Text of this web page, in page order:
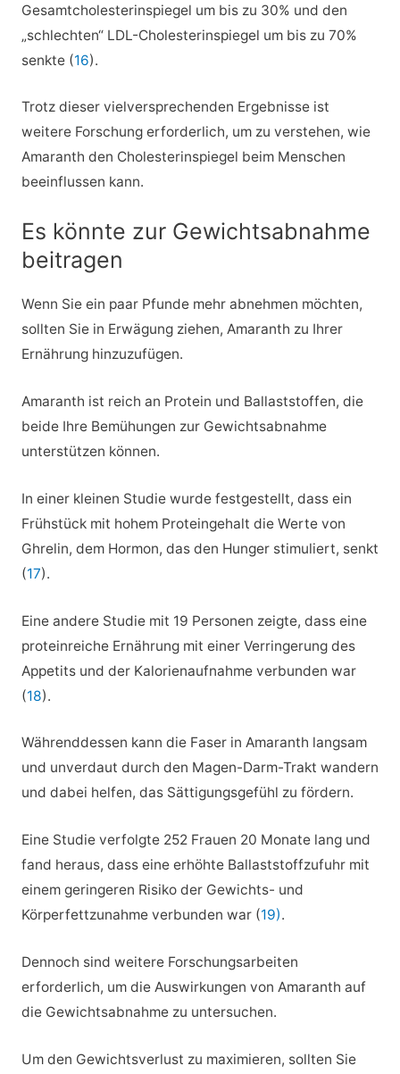
Gesamtcholesterinspiegel um bis zu 30% und den
„schlechten“ LDL-Cholesterinspiegel um bis zu 70%
senkte (16).
Trotz dieser vielversprechenden Ergebnisse ist
weitere Forschung erforderlich, um zu verstehen, wie
Amaranth den Cholesterinspiegel beim Menschen
beeinflussen kann.
Es könnte zur Gewichtsabnahme
beitragen
Wenn Sie ein paar Pfunde mehr abnehmen möchten,
sollten Sie in Erwägung ziehen, Amaranth zu Ihrer
Ernährung hinzuzufügen.
Amaranth ist reich an Protein und Ballaststoffen, die
beide Ihre Bemühungen zur Gewichtsabnahme
unterstützen können.
In einer kleinen Studie wurde festgestellt, dass ein
Frühstück mit hohem Proteingehalt die Werte von
Ghrelin, dem Hormon, das den Hunger stimuliert, senkt
(17).
Eine andere Studie mit 19 Personen zeigte, dass eine
proteinreiche Ernährung mit einer Verringerung des
Appetits und der Kalorienaufnahme verbunden war
(18).
Währenddessen kann die Faser in Amaranth langsam
und unverdaut durch den Magen-Darm-Trakt wandern
und dabei helfen, das Sättigungsgefühl zu fördern.
Eine Studie verfolgte 252 Frauen 20 Monate lang und
fand heraus, dass eine erhöhte Ballaststoffzufuhr mit
einem geringeren Risiko der Gewichts- und
Körperfettzunahme verbunden war (19).
Dennoch sind weitere Forschungsarbeiten
erforderlich, um die Auswirkungen von Amaranth auf
die Gewichtsabnahme zu untersuchen.
Um den Gewichtsverlust zu maximieren, sollten Sie